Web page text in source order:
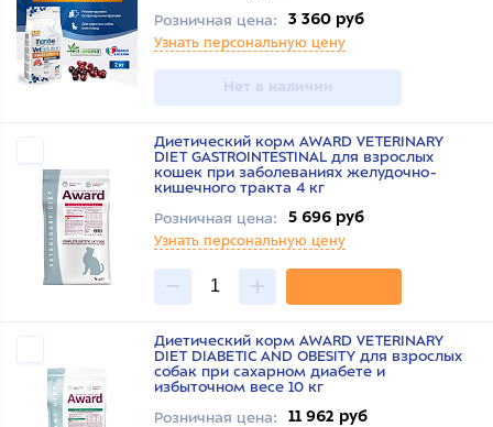
Розничная цена:
3 360 руб
Узнать персональную цену
Нет в наличии
Диетический корм AWARD VETERINARY
DIET GASTROINTESTINAL для взрослых
кошек при заболеваниях желудочно-
кишечного тракта 4 кг
Розничная цена:
5 696 руб
Узнать персональную цену
Диетический корм AWARD VETERINARY
DIET DIABETIC AND OBESITY для взрослых
собак при сахарном диабете и
избыточном весе 10 кг
Розничная цена:
11 962 руб